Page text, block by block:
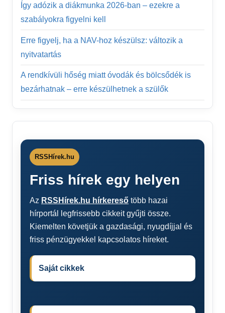
Így adózik a diákmunka 2026-ban – ezekre a
szabályokra figyelni kell
Erre figyelj, ha a NAV-hoz készülsz: változik a
nyitvatartás
A rendkívüli hőség miatt óvodák és bölcsődék is
bezárhatnak – erre készülhetnek a szülők
RSSHírek.hu
Friss hírek egy helyen
Az RSSHírek.hu hírkereső több hazai
hírportál legfrissebb cikkeit gyűjti össze.
Kiemelten követjük a gazdasági, nyugdíjjal és
friss pénzügyekkel kapcsolatos híreket.
Saját cikkek